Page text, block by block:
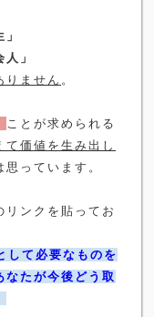
」
りません 。
ことが求められる
て価値を生み出し
っています。
リンクを貼ってお
して必要なものを
なたが今後どう取